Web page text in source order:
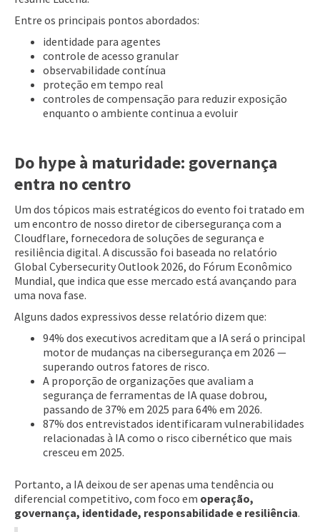
Entre os principais pontos abordados:
identidade para agentes
controle de acesso granular
observabilidade contínua
proteção em tempo real
controles de compensação para reduzir exposição
enquanto o ambiente continua a evoluir
Do hype à maturidade: governança
entra no centro
Um dos tópicos mais estratégicos do evento foi tratado em
um encontro de nosso diretor de cibersegurança com a
Cloudflare, fornecedora de soluções de segurança e
resiliência digital. A discussão foi baseada no relatório
Global Cybersecurity Outlook 2026, do Fórum Econômico
Mundial, que indica que esse mercado está avançando para
uma nova fase.
Alguns dados expressivos desse relatório dizem que:
94% dos executivos acreditam que a IA será o principal
motor de mudanças na cibersegurança em 2026 —
superando outros fatores de risco.
A proporção de organizações que avaliam a
segurança de ferramentas de IA quase dobrou,
passando de 37% em 2025 para 64% em 2026.
87% dos entrevistados identificaram vulnerabilidades
relacionadas à IA como o risco cibernético que mais
cresceu em 2025.
Portanto, a IA deixou de ser apenas uma tendência ou
diferencial competitivo, com foco em operação,
governança, identidade, responsabilidade e resiliência.